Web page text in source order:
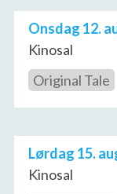
Onsdag 12.
Kinosal
Original Tale
Lørdag 15.
Kinosal